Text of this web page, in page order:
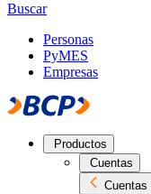
Buscar
Personas
PyMES
Empresas
Productos
Cuentas
Cuentas